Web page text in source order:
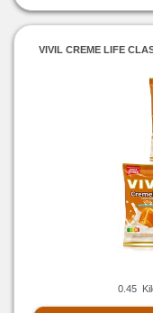
VIVIL CREME LIFE
0.45